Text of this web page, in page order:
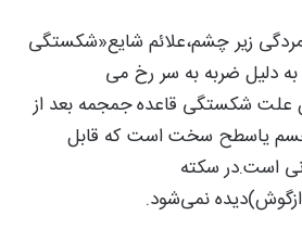
زیر چشم‌،علائم شایع«شکستگی
دلیل ضربه به سر رخ می
علت شکستگی قاعده جمجمه بعد از
یاسطح سخت است که قابل
است.در سکته
ازگوش)دیده نمی‌شود.